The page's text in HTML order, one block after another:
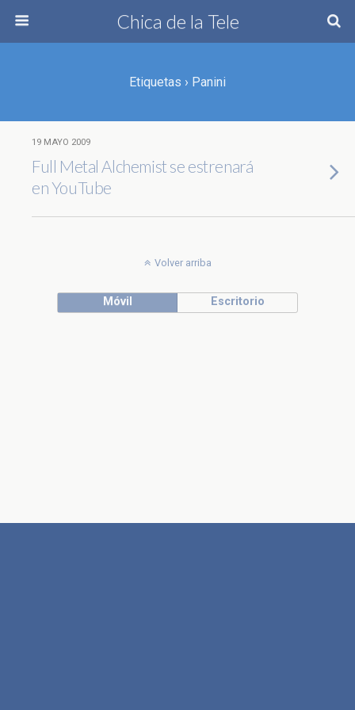
Chica de la Tele
Etiquetas › Panini
19 MAYO 2009
Full Metal Alchemist se estrenará
en YouTube
Volver arriba
Móvil Escritorio